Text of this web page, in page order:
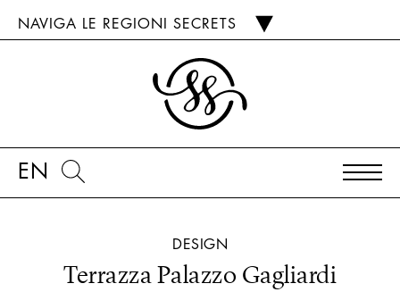
NAVIGA LE REGIONI SECRETS
EN
DESIGN
Terrazza Palazzo Gagliardi